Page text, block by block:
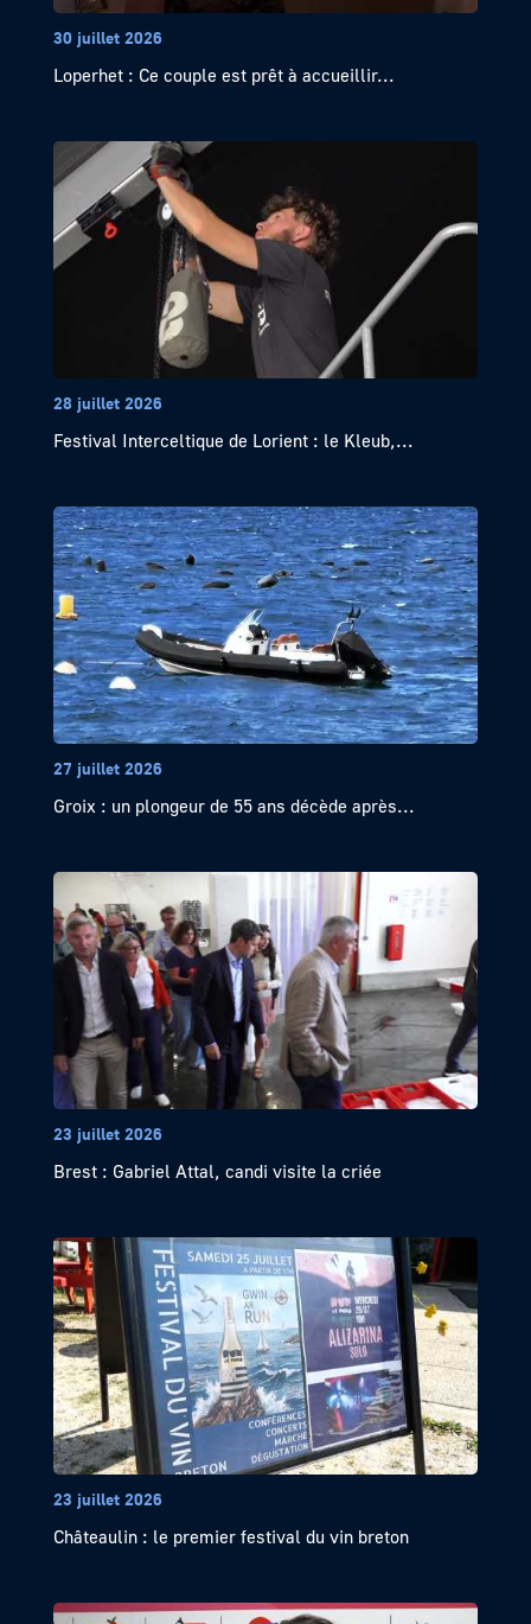
30 juillet 2026
Loperhet : Ce couple est prêt à accueillir...
28 juillet 2026
Festival Interceltique de Lorient : le Kleub,...
27 juillet 2026
Groix : un plongeur de 55 ans décède après...
23 juillet 2026
Brest : Gabriel Attal, candi visite la criée
23 juillet 2026
Châteaulin : le premier festival du vin breton